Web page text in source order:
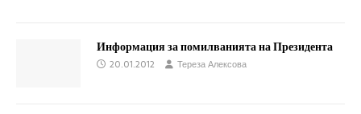
Информация за помилванията на Президента
20.01.2012 Тереза Алексова